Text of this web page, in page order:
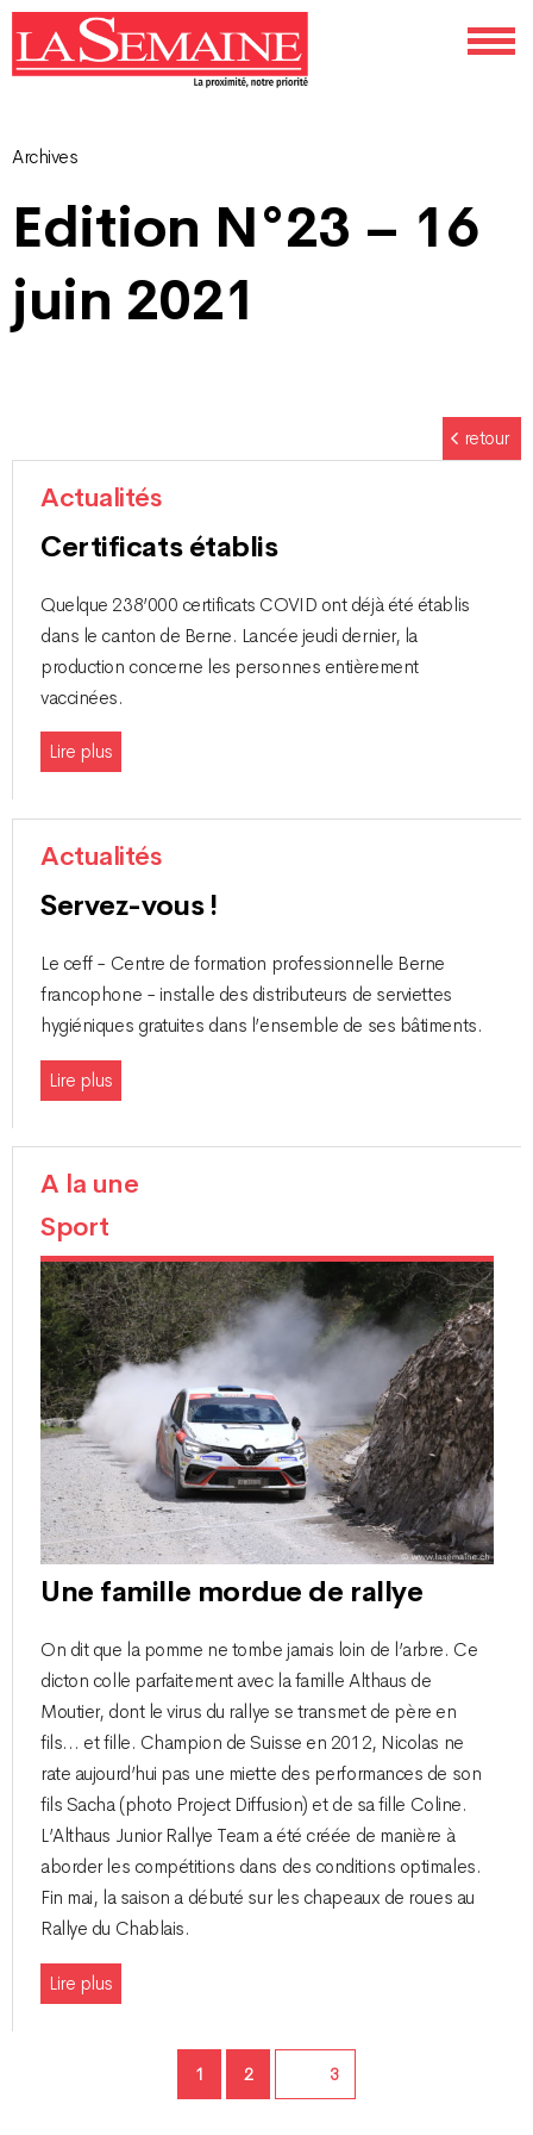
Archives
Edition N°23 – 16
juin 2021
retour
Actualités
Certificats établis
Quelque 238’000 certificats COVID ont déjà été établis
dans le canton de Berne. Lancée jeudi dernier, la
production concerne les personnes entièrement
vaccinées.
Lire plus
Actualités
Servez-vous !
Le ceff - Centre de formation professionnelle Berne
francophone - installe des distributeurs de serviettes
hygiéniques gratuites dans l’ensemble de ses bâtiments.
Lire plus
A la une
Sport
Une famille mordue de rallye
On dit que la pomme ne tombe jamais loin de l’arbre. Ce
dicton colle parfaitement avec la famille Althaus de
Moutier, dont le virus du rallye se transmet de père en
fils… et fille. Champion de Suisse en 2012, Nicolas ne
rate aujourd’hui pas une miette des performances de son
fils Sacha (photo Project Diffusion) et de sa fille Coline.
L’Althaus Junior Rallye Team a été créée de manière à
aborder les compétitions dans des conditions optimales.
Fin mai, la saison a débuté sur les chapeaux de roues au
Rallye du Chablais.
Lire plus
Navigation
des
articles
Page
1 Page
2 3